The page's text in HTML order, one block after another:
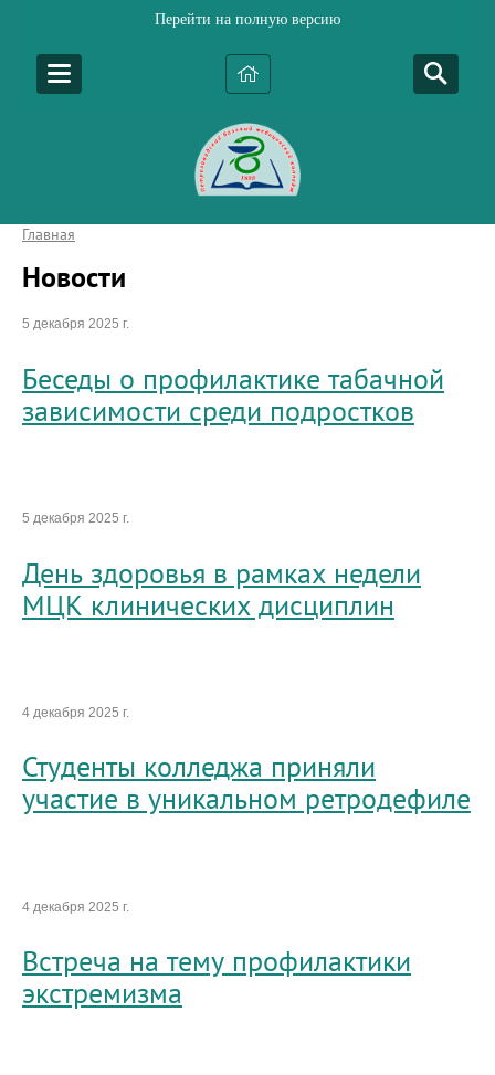
Перейти на полную версию
Главная
Новости
5 декабря 2025 г.
Беседы о профилактике табачной
зависимости среди подростков
5 декабря 2025 г.
День здоровья в рамках недели
МЦК клинических дисциплин
4 декабря 2025 г.
Студенты колледжа приняли
участие в уникальном ретродефиле
4 декабря 2025 г.
Встреча на тему профилактики
экстремизма